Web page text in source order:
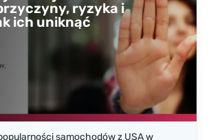
ryzyka i
ich uniknąć
samochodów z USA w